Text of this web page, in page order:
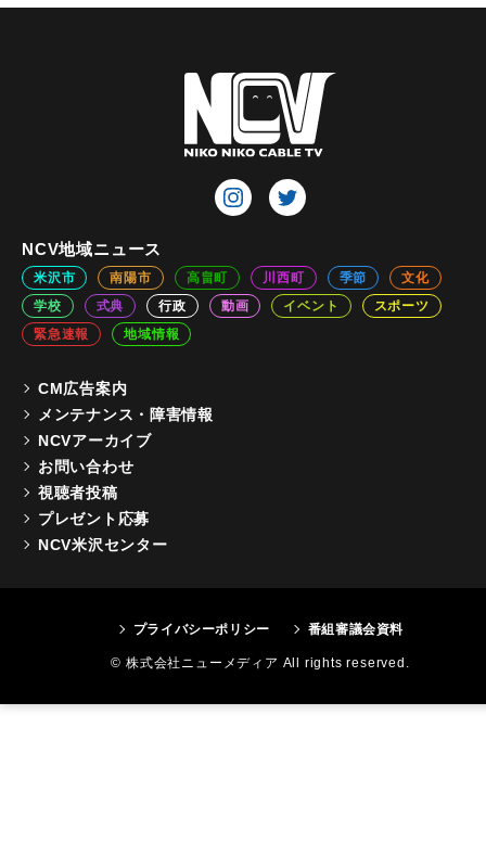
NCV地域ニュース
米沢市 南陽市 高畠町 川西町 季節
文化
学校
式典 行政 動画 イベント
スポーツ
緊急速報
地域情報
CM広告案内
メンテナンス・障害情報
NCVアーカイブ
お問い合わせ
視聴者投稿
プレゼント応募
NCV米沢センター
プライバシーポリシー 番組審議会資料
© 株式会社ニューメディア All rights reserved.